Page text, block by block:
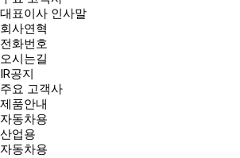
대표이사 인사말
회사연혁
전화번호
오시는길
IR공지
주요 고객사
제품안내
자동차용
산업용
자동차용